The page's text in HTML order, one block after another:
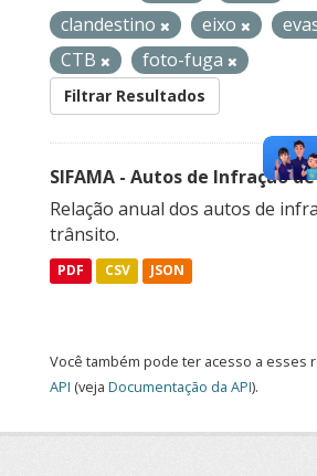
clandestino
eixo
CTB
foto-fuga
Filtrar Resultados
SIFAMA - Autos de Infração
Relação anual dos autos de
trânsito.
PDF CSV JSON
Você também pode ter acesso a esses
API (veja Documentação da API).